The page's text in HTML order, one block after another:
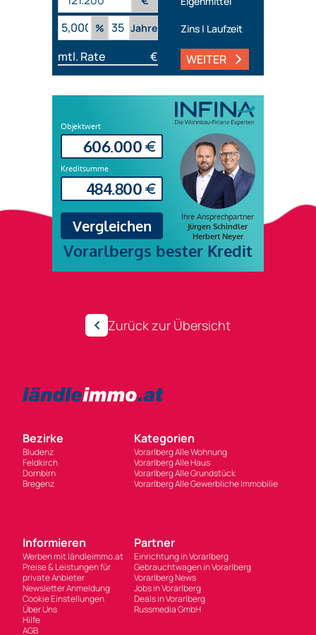
%
Jahre Zins | Laufzeit
mtl. Rate € WEITER
Zurück zur Übersicht
Bezirke
Bludenz
Feldkirch
Dornbirn
Bregenz
Kategorien
Vorarlberg Alle Wohnung
Vorarlberg Alle Haus
Vorarlberg Alle Grundstück
Vorarlberg Alle Gewerbliche Immobilie
Informieren
Werben mit ländleimmo.at
Preise & Leistungen für
private Anbieter
Newsletter Anmeldung
Cookie Einstellungen
Über Uns
Hilfe
AGB
Partner
Einrichtung in Vorarlberg
Gebrauchtwagen in Vorarlberg
Vorarlberg News
Jobs in Vorarlberg
Deals in Vorarlberg
Russmedia GmbH